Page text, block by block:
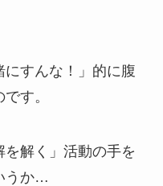
すんな！」的に腹
す。
解く」活動の手を
うか…